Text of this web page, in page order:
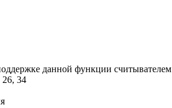
данной функции считывателем
26, 34